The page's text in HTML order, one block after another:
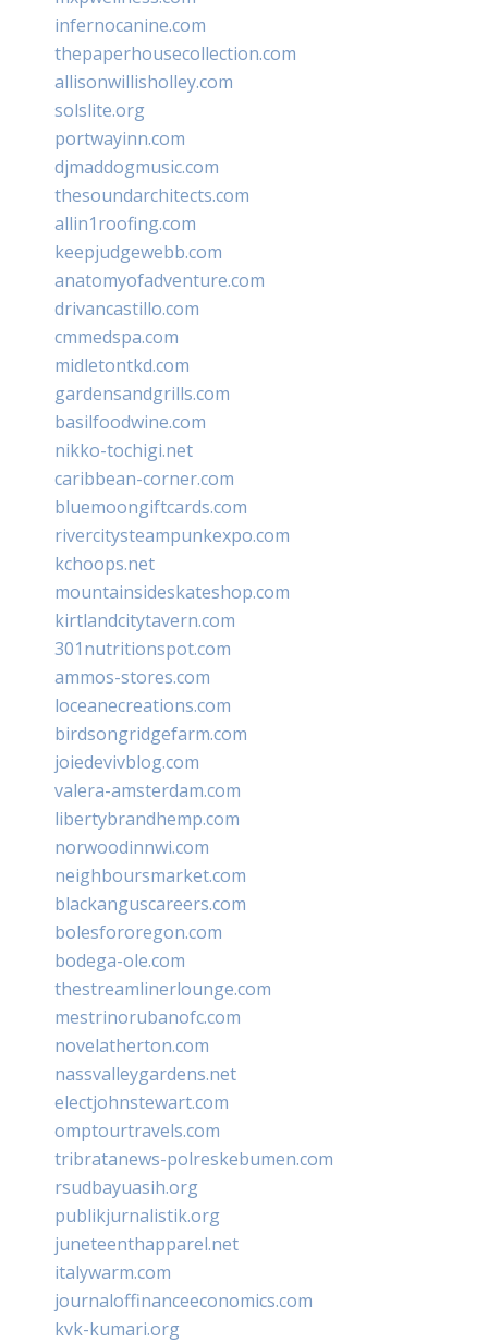
infernocanine.com
thepaperhousecollection.com
allisonwillisholley.com
solslite.org
portwayinn.com
djmaddogmusic.com
thesoundarchitects.com
allin1roofing.com
keepjudgewebb.com
anatomyofadventure.com
drivancastillo.com
cmmedspa.com
midletontkd.com
gardensandgrills.com
basilfoodwine.com
nikko-tochigi.net
caribbean-corner.com
bluemoongiftcards.com
rivercitysteampunkexpo.com
kchoops.net
mountainsideskateshop.com
kirtlandcitytavern.com
301nutritionspot.com
ammos-stores.com
loceanecreations.com
birdsongridgefarm.com
joiedevivblog.com
valera-amsterdam.com
libertybrandhemp.com
norwoodinnwi.com
neighboursmarket.com
blackanguscareers.com
bolesfororegon.com
bodega-ole.com
thestreamlinerlounge.com
mestrinorubanofc.com
novelatherton.com
nassvalleygardens.net
electjohnstewart.com
omptourtravels.com
tribratanews-polreskebumen.com
rsudbayuasih.org
publikjurnalistik.org
juneteenthapparel.net
italywarm.com
journaloffinanceeconomics.com
kvk-kumari.org